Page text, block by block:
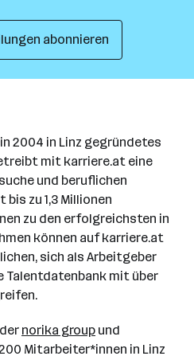
abonnieren
2004 in Linz gegründetes
mit karriere.at eine
und beruflichen
zu 1,3 Millionen
zu den erfolgreichsten in
können auf karriere.at
sich als Arbeitgeber
Talentdatenbank mit über
norika group und
Mitarbeiter*innen in Linz